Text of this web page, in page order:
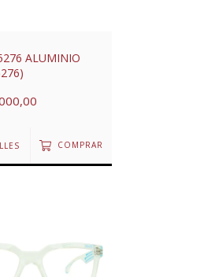
ALUMINIO
COMPRAR